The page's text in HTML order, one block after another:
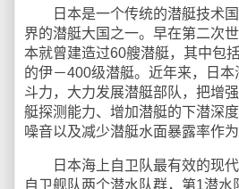
日本是一个传统的潜艇技术国
界的潜艇大国之一。早在第二次
本就曾建造过60艘潜艇，其中包
的伊－400级潜艇。近年来，日
斗力，大力发展潜艇部队，把增
艇探测能力、增加潜艇的下潜深
噪音以及减少潜艇水面暴露率作
日本海上自卫队最有效的现代
自卫舰队两个潜水队群，第1潜